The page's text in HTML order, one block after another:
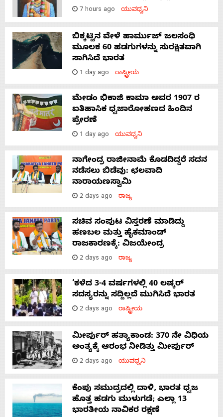
7 hours ago ಯುವಧ್ವನಿ
ಬಿಕ್ಕಟ್ಟಿನ ವೇಳೆ ಹಾರ್ಮುಜ್ ಜಲಸಂಧಿ
ಮೂಲಕ 60 ಹಡಗುಗಳನ್ನು ಸುರಕ್ಷಿತವಾಗಿ
ಸಾಗಿಸಿದೆ ಭಾರತ
1 day ago ರಾಷ್ಟ್ರೀಯ
ಮೇಡಂ ಭಿಕಾಜಿ ಕಾಮಾ ಅವರ 1907 ರ
ಐತಿಹಾಸಿಕ ಧ್ವಜಾರೋಹಣದ ಹಿಂದಿನ
ಪ್ರೇರಣೆ
1 day ago ಯುವಧ್ವನಿ
ನಾಗೇಂದ್ರ ರಾಜೀನಾಮೆ ಕೊಡದಿದ್ದರೆ ಸದನ
ನಡೆಸಲು ಬಿಡೆವು: ಛಲವಾದಿ
ನಾರಾಯಣಸ್ವಾಮಿ
2 days ago ರಾಜ್ಯ
ಸಚಿವ ಸಂಪುಟ ವಿಸ್ತರಣೆ ಮಾಡಿದ್ದು
ಹಣಬಲ ಮತ್ತು ಹೈಕಮಾಂಡ್
ರಾಜಕಾರಣಕ್ಕೆ: ವಿಜಯೇಂದ್ರ
2 days ago ರಾಜ್ಯ
‘ಕಳೆದ 3-4 ವರ್ಷಗಳಲ್ಲಿ 40 ಲಷ್ಕರ್
ಸದಸ್ಯರನ್ನು ಸದ್ದಿಲ್ಲದೆ ಮುಗಿಸಿದೆ ಭಾರತ
2 days ago ರಾಷ್ಟ್ರೀಯ
ಮೀರ್ಪುರ್ ಹತ್ಯಾಕಾಂಡ: 370 ನೇ ವಿಧಿಯ
ಅಂತ್ಯಕ್ಕೆ ಆರಂಭ ನೀಡಿತ್ತು ಮೀರ್ಪುರ್
2 days ago ಯುವಧ್ವನಿ
ಕೆಂಪು ಸಮುದ್ರದಲ್ಲಿ ದಾಳಿ, ಭಾರತ ಧ್ವಜ
ಹೊತ್ತ ಹಡಗು ಮುಳುಗಡೆ; ಎಲ್ಲಾ 13
ಭಾರತೀಯ ನಾವಿಕರ ರಕ್ಷಣೆ